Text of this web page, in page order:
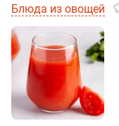
Блюда из овощей